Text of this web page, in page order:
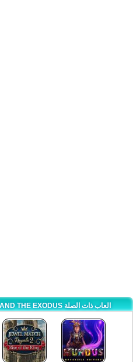
THE CHRONICLES OF MOSES AND THE EXODUS العاب ذات الصلة